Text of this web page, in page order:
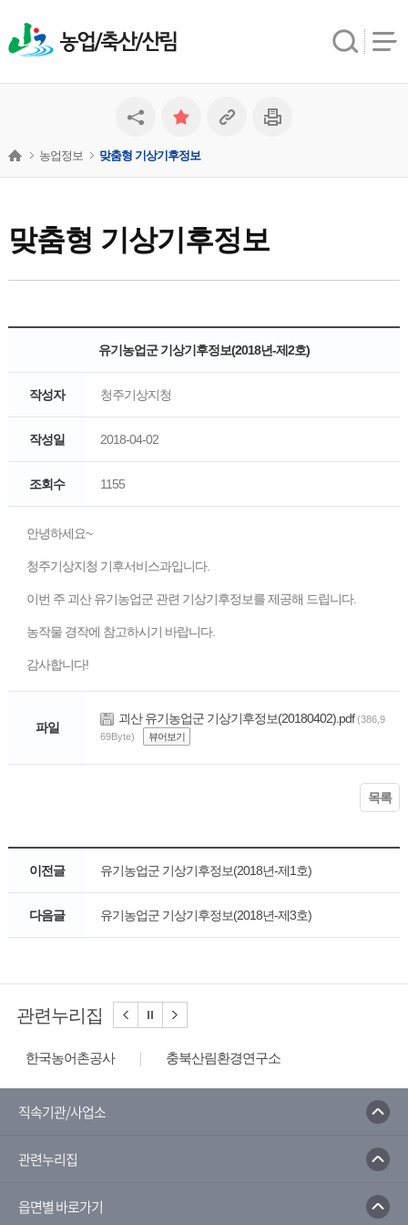
농업/축산/산림
맞춤형 기상기후정보
농업정보 맞춤형 기상기후정보
유기농업군 기상기후정보(2018년-제2호)
작성자 청주기상지청
작성일 2018-04-02
조회수 1155
안녕하세요~
청주기상지청 기후서비스과입니다.
이번 주 괴산 유기농업군 관련 기상기후정보를 제공해 드립니다.
농작물 경작에 참고하시기 바랍니다.
감사합니다!
파일
괴산 유기농업군 기상기후정보(20180402).pdf (386,9
69Byte)
뷰어보기
목록
이전글 유기농업군 기상기후정보(2018년-제1호)
다음글 유기농업군 기상기후정보(2018년-제3호)
관련누리집
한국농어촌공사
충북산림환경연구소
산림청
직속기관/사업소
관련누리집
읍면별 바로가기